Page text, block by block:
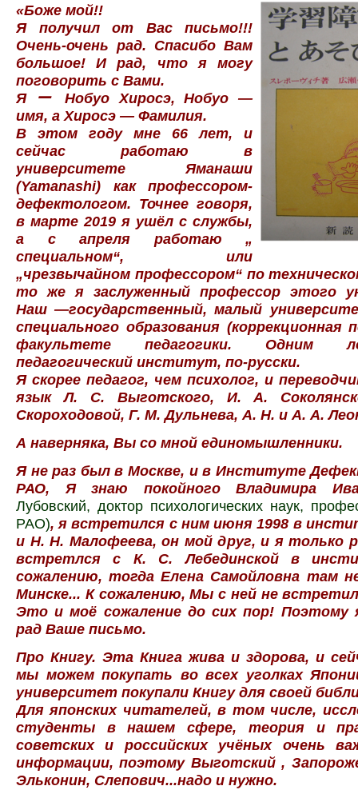
«Боже мой!!
Я получил от Вас письмо!!!
Очень-очень рад. Спасибо Вам
большое! И рад, что я могу
поговорить с Вами.
Я ー Нобуо Хиросэ, Нобуо —
имя, а Хиросэ — Фамилия.
В этом году мне 66 лет, и
сейчас работаю в
университете Яманаши
(Yamanashi) как профессором-
дефектологом. Точнее говоря,
в марте 2019 я ушёл с службы,
а с апреля работаю „
специальном“, или
„чрезвычайном профессором“ по
то же я заслуженный профессор этого
Наш ―государственный, малый
специального образования (коррекционная
факультете педагогики. Одним
педагогический институт, по-русски.
Я скорее педагог, чем психолог, и
язык Л. С. Выготского, И. А.
Скороходовой, Г. М. Дульнева, А. Н. и А. А.
А наверняка, Вы со мной единомышленники.
Я не раз был в Москве, и в Институте
РАО, Я знаю покойного Владимира
Лубовский, доктор психологических наук,
РАО), я встретился с ним июня 1998 в
и Н. Н. Малофеева, он мой друг, и я только
встретлся с К. С. Лебединской в
сожалению, тогда Елена Самойловна там
Минске... К сожалению, Мы с ней не
Это и моё сожаление до сих пор! Поэтому
рад Ваше письмо.
Про Книгу. Эта Книга жива и здорова, и
мы можем покупать во всех уголках
университет покупали Книгу для своей
Для японских читателей, в том числе,
студенты в нашем сфере, теория и
советских и российских учёных очень
информации, поэтому Выготский ,
Эльконин, Слепович...надо и нужно.